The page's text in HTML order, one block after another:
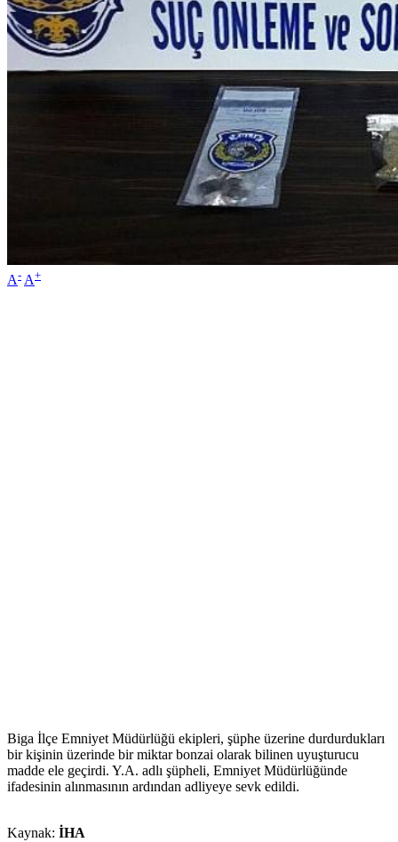
A- A+
Biga İlçe Emniyet Müdürlüğü ekipleri, şüphe üzerine durdurdukları
bir kişinin üzerinde bir miktar bonzai olarak bilinen uyuşturucu
madde ele geçirdi. Y.A. adlı şüpheli, Emniyet Müdürlüğünde
ifadesinin alınmasının ardından adliyeye sevk edildi.
Kaynak: İHA